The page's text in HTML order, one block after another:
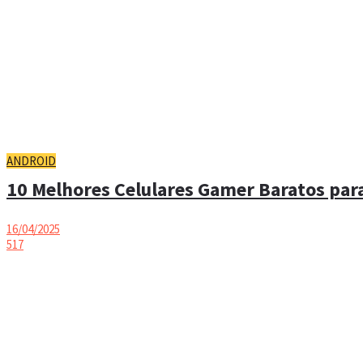
ANDROID
10 Melhores Celulares Gamer Baratos
16/04/2025
517